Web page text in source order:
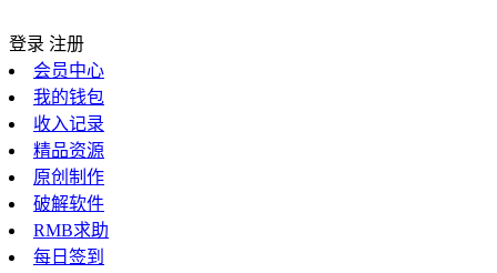
登录 注册
会员中心
我的钱包
收入记录
精品资源
原创制作
破解软件
RMB求助
每日签到